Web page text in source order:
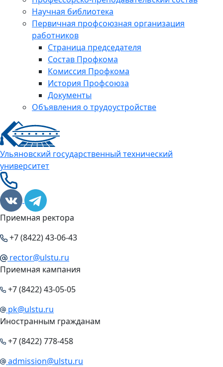
Научная библиотека
Первичная профсоюзная организация
работников
Страница председателя
Состав Профкома
Комиссия Профкома
История Профсоюза
Документы
Объявления о трудоустройстве
Ульяновский государственный технический
университет
Приемная ректора
+7 (8422) 43-06-43
rector@ulstu.ru
Приемная кампания
+7 (8422) 43-05-05
pk@ulstu.ru
Иностранным гражданам
+7 (8422) 778-458
admission@ulstu.ru